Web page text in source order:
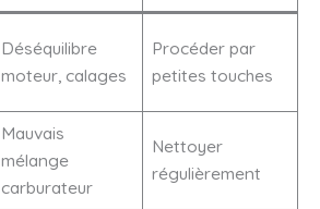
Déséquilibre
moteur, calages
Procéder par
petites touches
Mauvais
mélange
carburateur
Nettoyer
régulièrement